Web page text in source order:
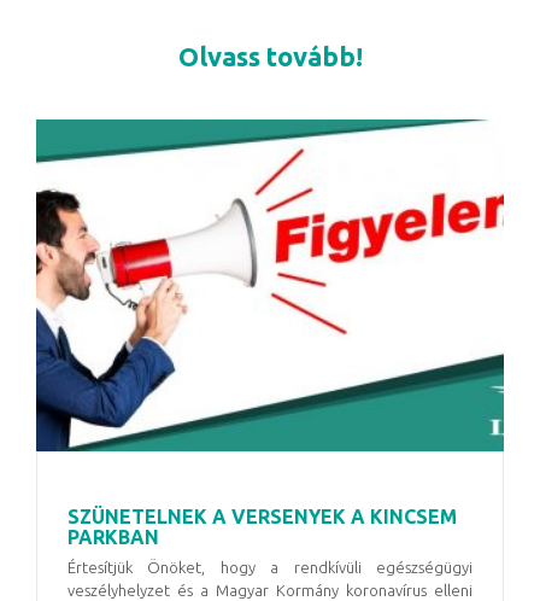
Olvass tovább!
SZÜNETELNEK A VERSENYEK A KINCSEM
PARKBAN
Értesítjük Önöket, hogy a rendkívüli egészségügyi
veszélyhelyzet és a Magyar Kormány koronavírus elleni